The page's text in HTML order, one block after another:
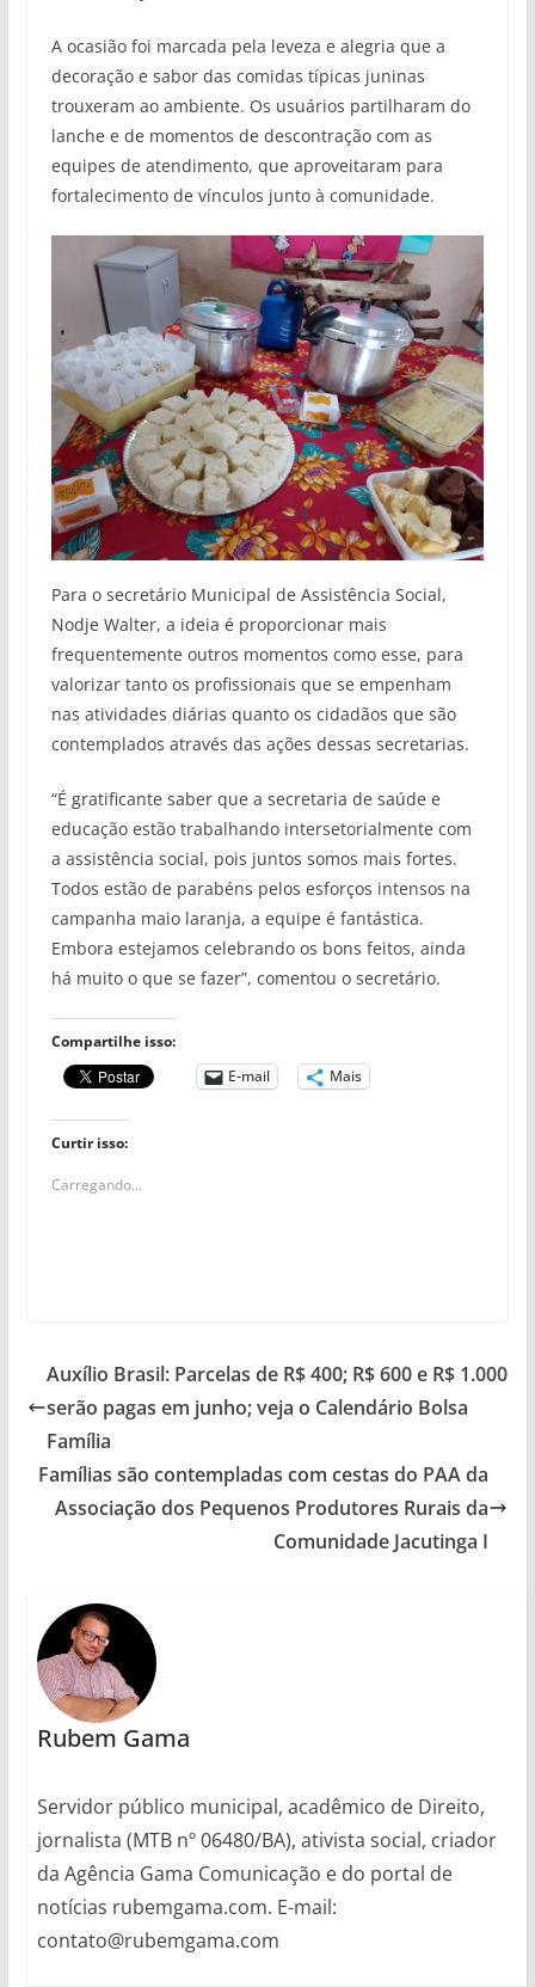
A ocasião foi marcada pela leveza e alegria que a
decoração e sabor das comidas típicas juninas
trouxeram ao ambiente. Os usuários partilharam do
lanche e de momentos de descontração com as
equipes de atendimento, que aproveitaram para
fortalecimento de vínculos junto à comunidade.
Para o secretário Municipal de Assistência Social,
Nodje Walter, a ideia é proporcionar mais
frequentemente outros momentos como esse, para
valorizar tanto os profissionais que se empenham
nas atividades diárias quanto os cidadãos que são
contemplados através das ações dessas secretarias.
“É gratificante saber que a secretaria de saúde e
educação estão trabalhando intersetorialmente com
a assistência social, pois juntos somos mais fortes.
Todos estão de parabéns pelos esforços intensos na
campanha maio laranja, a equipe é fantástica.
Embora estejamos celebrando os bons feitos, ainda
há muito o que se fazer”, comentou o secretário.
Compartilhe isso:
E-mail
Mais
Curtir isso:
Carregando...
Auxílio Brasil: Parcelas de R$ 400; R$ 600 e R$ 1.000
serão pagas em junho; veja o Calendário Bolsa
Família
Famílias são contempladas com cestas do PAA da
Associação dos Pequenos Produtores Rurais da
Comunidade Jacutinga I
Rubem Gama
Servidor público municipal, acadêmico de Direito,
jornalista (MTB nº 06480/BA), ativista social, criador
da Agência Gama Comunicação e do portal de
notícias rubemgama.com. E-mail:
contato@rubemgama.com